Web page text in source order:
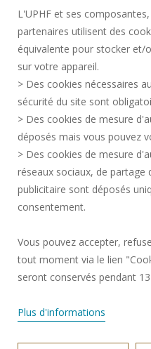
PUBLIC PROCUREMENT
LEGAL INFORMATION
PRESS AREA
RECRUITMENTS
SITE MAP
PERSONAL DATA
ACCESSIBILITY
COOKIE MANAGEMENT
Join us !
L'UPHF et ses
partenaires utilisent des
équivalente pour stocker et/
sur votre appareil.
> Des cookies nécessaires
sécurité du site sont
> Des cookies de mesure
déposés mais vous pouvez
> Des cookies de mesure
réseaux sociaux, de
publicitaire sont déposés
consentement.
Vous pouvez accepter,
tout moment via le lien
seront conservés pendant
Plus d'informations